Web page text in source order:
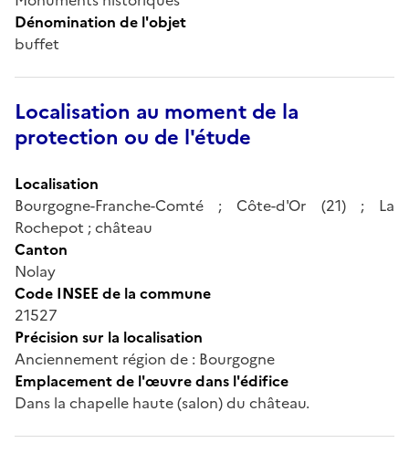
Dénomination de l'objet
buffet
Localisation au moment de la
protection ou de l'étude
Localisation
Bourgogne-Franche-Comté ; Côte-d'Or (21) ; La
Rochepot ; château
Canton
Nolay
Code INSEE de la commune
21527
Précision sur la localisation
Anciennement région de : Bourgogne
Emplacement de l'œuvre dans l'édifice
Dans la chapelle haute (salon) du château.